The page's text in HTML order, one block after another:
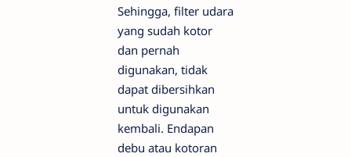
Sehingga, filter udara
yang sudah kotor
dan pernah
digunakan, tidak
dapat dibersihkan
untuk digunakan
kembali. Endapan
debu atau kotoran